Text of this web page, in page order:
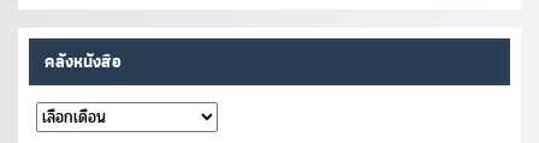
คลังหนังสือ
คลัง
หนังสือ